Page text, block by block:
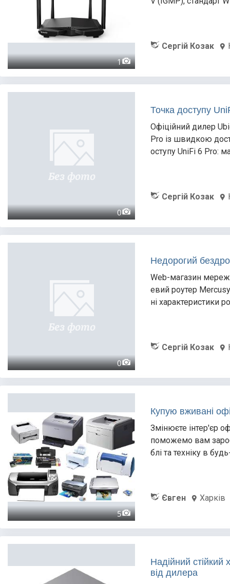
1
Сергій Козак
0
Точка доступу
Офіційний дилер
Pro із швидкою
оступу UniFi 6 Pro:
Сергій Козак
0
Недорогий
Web-магазин
евий роутер
ні характеристики
Сергій Козак
5
Купую вживані
Змінюєте інтер'єр
поможемо вам
блі та техніку в
Євген Харків
Надійний
від дилера